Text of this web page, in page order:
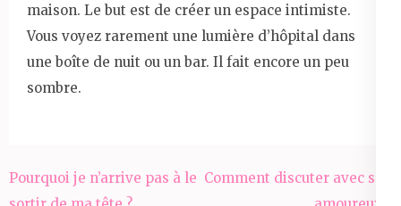
maison. Le but est de créer un espace intimiste.
Vous voyez rarement une lumière d’hôpital dans
une boîte de nuit ou un bar. Il fait encore un peu
sombre.
Navigation
Pourquoi je n’arrive pas à le Comment discuter avec son